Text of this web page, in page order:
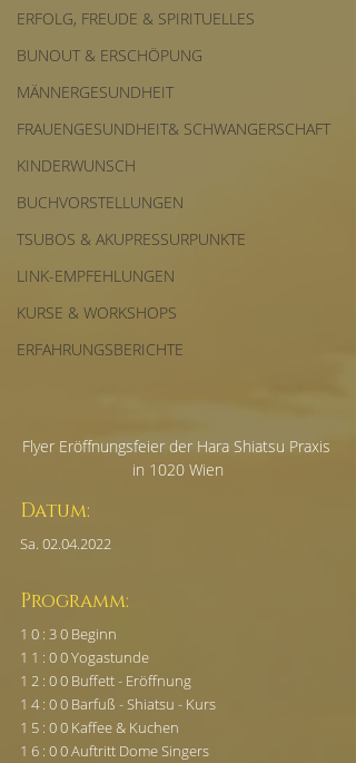
ERFOLG, FREUDE & SPIRITUELLES
BUNOUT & ERSCHÖPUNG
MÄNNERGESUNDHEIT
FRAUENGESUNDHEIT& SCHWANGERSCHAFT
KINDERWUNSCH
BUCHVORSTELLUNGEN
TSUBOS & AKUPRESSURPUNKTE
LINK-EMPFEHLUNGEN
KURSE & WORKSHOPS
ERFAHRUNGSBERICHTE
Flyer Eröffnungsfeier der Hara Shiatsu Praxis
in 1020 Wien
Datum:
Sa. 02.04.2022
Programm:
1 0 : 3 0 Beginn
1 1 : 0 0 Yogastunde
1 2 : 0 0 Buffett - Eröffnung
1 4 : 0 0 Barfuß - Shiatsu - Kurs
1 5 : 0 0 Kaffee & Kuchen
1 6 : 0 0 Auftritt Dome Singers